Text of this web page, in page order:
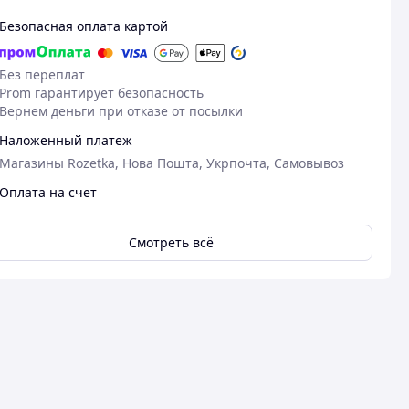
Безопасная оплата картой
Без переплат
Prom гарантирует безопасность
Вернем деньги при отказе от посылки
Наложенный платеж
Магазины Rozetka, Нова Пошта, Укрпочта, Самовывоз
Оплата на счет
Смотреть всё